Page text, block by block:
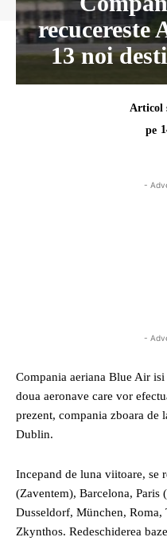
recucereste
13 noi
Articol
pe
-
-
Compania aeriana Blue Air
doua aeronave care vor
prezent, compania zboara de
Dublin.
Incepand de luna viitoare, se
(Zaventem), Barcelona, Paris
Dusseldorf, München,
Zkynthos. Redeschiderea